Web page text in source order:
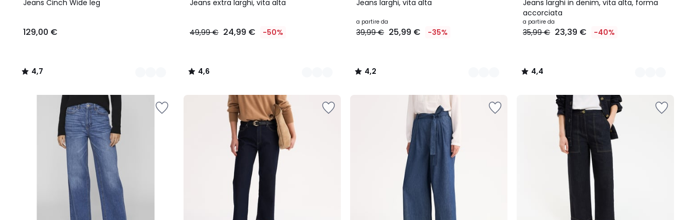
Jeans Cinch Wide leg
129,00 €
/ 5
Colori
4,7
/
Jeans extra larghi, vita alta
49,99 € 24,99 € -50%
/ 5
Colori
4,6
/
Jeans larghi, vita alta
a partire da
39,99 € 25,99 € -35%
/ 5
Colori
4,2
/
Jeans larghi in denim, vita alta, forma
accorciata
a partire da
35,99 € 23,39 € -40%
/ 5
Colori
4,4
/